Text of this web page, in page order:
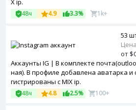
X ip.
48ч 4.9 3.3% 1k+
Аккаунты IG | В комплекте
ная). В профиле добавлена аватарка и
гистрированы с MIX ip.
48ч 4.8 2.5% 100+
53
от